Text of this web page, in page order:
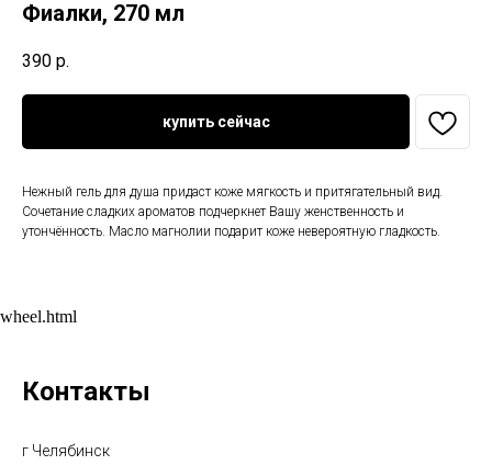
Фиалки, 270 мл
390 р.
купить сейчас
Нежный гель для душа придаст коже мягкость и притягательный вид.
Сочетание сладких ароматов подчеркнет Вашу женственность и
утончённость. Масло магнолии подарит коже невероятную гладкость.
wheel.html
Контакты
г Челябинск